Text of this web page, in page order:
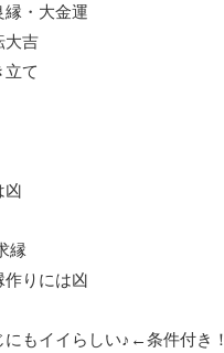
縁・大金運
大吉
立て
凶
縁
作りには凶
もイイらしい♪←条件付き！